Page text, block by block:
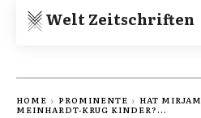
Welt Zeitschriften
HOME PROMINENTE
HAT MIRJAM
MEINHARDT-KRUG KINDER?...